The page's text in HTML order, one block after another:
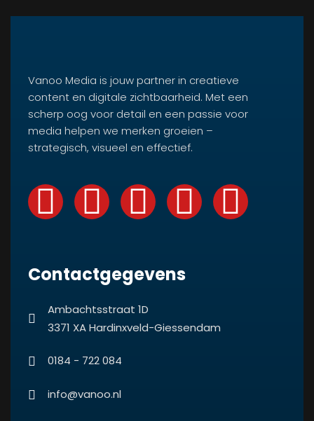
Vanoo Media is jouw partner in creatieve
content en digitale zichtbaarheid. Met een
scherp oog voor detail en een passie voor
media helpen we merken groeien –
strategisch, visueel en effectief.
Contactgegevens
Ambachtsstraat 1D
3371 XA Hardinxveld-Giessendam
0184 - 722 084
info@vanoo.nl